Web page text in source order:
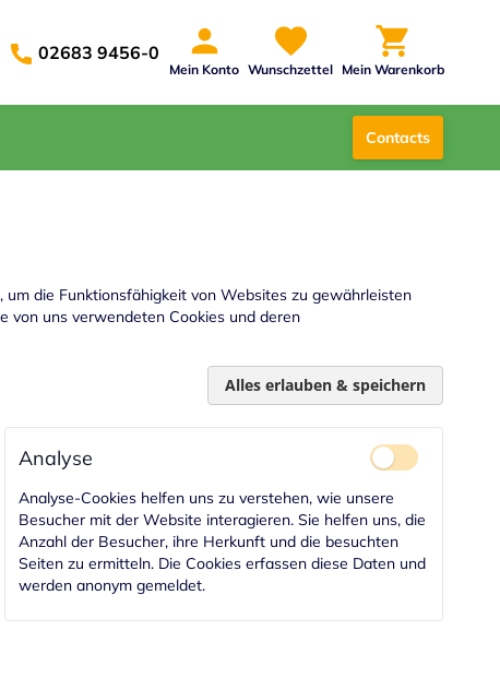
02683 9456-0
Mein Konto Wunschzettel Mein Warenkorb
Contacts
die Funktionsfähigkeit von Websites zu gewährleisten
von uns verwendeten Cookies und deren
Alles erlauben & speichern
Analyse
Analyse-Cookies helfen uns zu verstehen, wie unsere
Besucher mit der Website interagieren. Sie helfen uns, die
Anzahl der Besucher, ihre Herkunft und die besuchten
Seiten zu ermitteln. Die Cookies erfassen diese Daten und
werden anonym gemeldet.